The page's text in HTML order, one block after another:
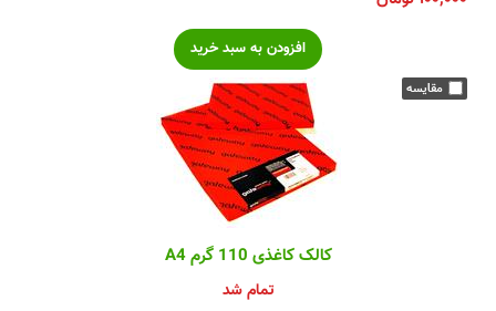
کالک کاغذی 110 گرم A4
تمام شد